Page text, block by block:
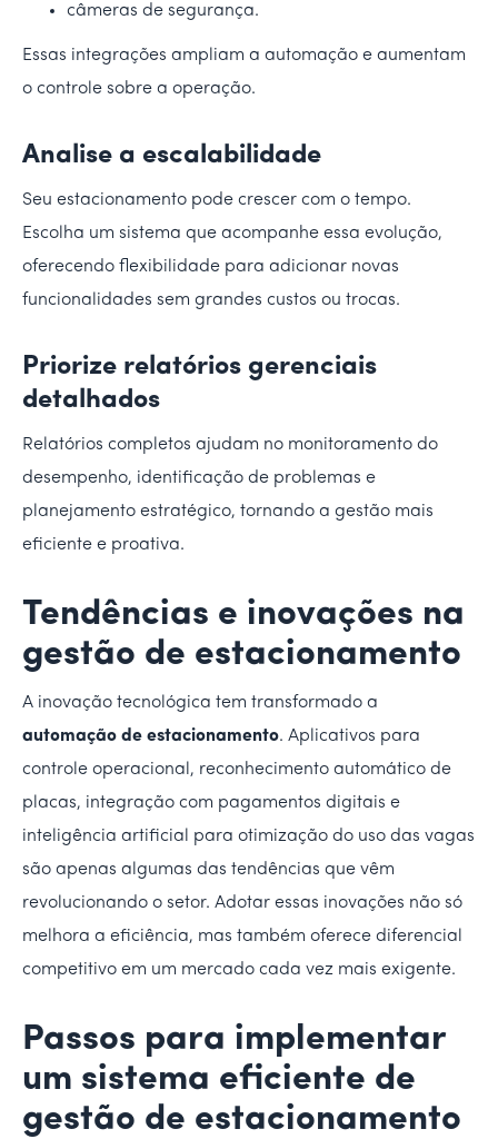
câmeras de segurança.
Essas integrações ampliam a automação e aumentam
o controle sobre a operação.
Analise a escalabilidade
Seu estacionamento pode crescer com o tempo.
Escolha um sistema que acompanhe essa evolução,
oferecendo flexibilidade para adicionar novas
funcionalidades sem grandes custos ou trocas.
Priorize relatórios gerenciais
detalhados
Relatórios completos ajudam no monitoramento do
desempenho, identificação de problemas e
planejamento estratégico, tornando a gestão mais
eficiente e proativa.
Tendências e inovações na
gestão de estacionamento
A inovação tecnológica tem transformado a
automação de estacionamento. Aplicativos para
controle operacional, reconhecimento automático de
placas, integração com pagamentos digitais e
inteligência artificial para otimização do uso das vagas
são apenas algumas das tendências que vêm
revolucionando o setor. Adotar essas inovações não só
melhora a eficiência, mas também oferece diferencial
competitivo em um mercado cada vez mais exigente.
Passos para implementar
um sistema eficiente de
gestão de estacionamento